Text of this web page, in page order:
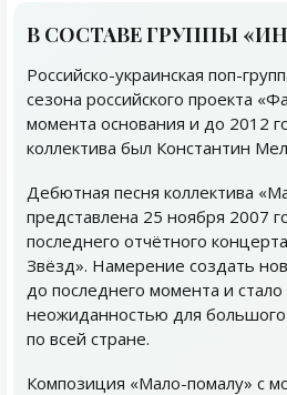
В СОСТАВЕ ГРУППЫ
Российско-украинская поп-
сезона российского проекта
момента основания и до 2012
коллектива был Константин
Дебютная песня коллектива
представлена 25 ноября 2007
последнего отчётного
Звёзд». Намерение создать
до последнего момента и
неожиданностью для большого
по всей стране.
Композиция «Мало-помалу» с